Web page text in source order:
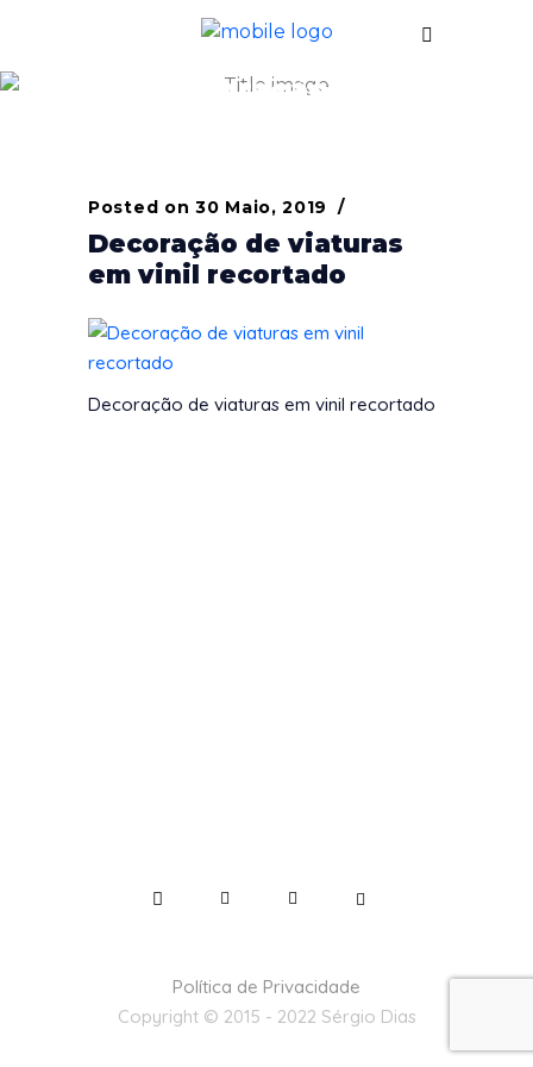
Decoração de
Posted on 30 Maio, 2019
Decoração de viaturas
em vinil recortado
Decoração de viaturas em vinil recortado
Política de Privacidade
Copyright © 2015 - 2022 Sérgio Dias